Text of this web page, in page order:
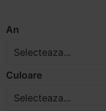
Vinuri Spumante
An
Selecteaza...
Culoare
Selecteaza...